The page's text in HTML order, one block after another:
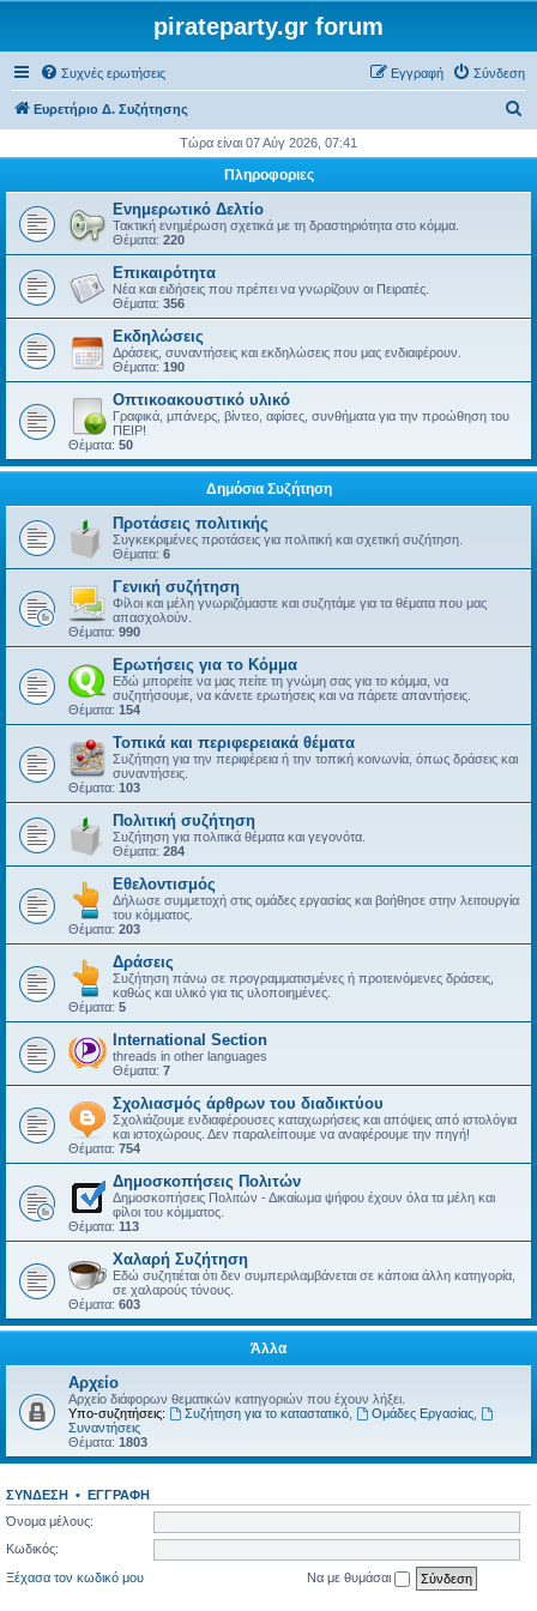
pirateparty.gr forum
Συχνές ερωτήσεις Σύνδεση
Εγγραφή
Ευρετήριο Δ. Συζήτησης
ζ
τ
Τώρα είναι 07 Αύγ 2026, 07:41
Πληροφοριες
Ενημερωτικό Δελτίο
Τακτική ενημέρωση σχετικά με τη δραστηριότητα στο κόμμα.
Θέματα: 220
Επικαιρότητα
Νέα και ειδήσεις που πρέπει να γνωρίζουν οι Πειρατές.
Θέματα: 356
Εκδηλώσεις
Δράσεις, συναντήσεις και εκδηλώσεις που μας ενδιαφέρουν.
Θέματα: 190
Οπτικοακουστικό υλικό
Γραφικά, μπάνερς, βίντεο, αφίσες, συνθήματα για την προώθηση του
ΠΕΙΡ!
Θέματα: 50
Δημόσια Συζήτηση
Προτάσεις πολιτικής
Συγκεκριμένες προτάσεις για πολιτική και σχετική συζήτηση.
Θέματα: 6
Γενική συζήτηση
Φίλοι και μέλη γνωριζόμαστε και συζητάμε για τα θέματα που μας
απασχολούν.
Θέματα: 990
Ερωτήσεις για το Κόμμα
Εδώ μπορείτε να μας πείτε τη γνώμη σας για το κόμμα, να
συζητήσουμε, να κάνετε ερωτήσεις και να πάρετε απαντήσεις.
Θέματα: 154
Τοπικά και περιφερειακά θέματα
Συζήτηση για την περιφέρεια ή την τοπική κοινωνία, όπως δράσεις και
συναντήσεις.
Θέματα: 103
Πολιτική συζήτηση
Συζήτηση για πολιτικά θέματα και γεγονότα.
Θέματα: 284
Εθελοντισμός
Δήλωσε συμμετοχή στις ομάδες εργασίας και βοήθησε στην λειτουργία
του κόμματος.
Θέματα: 203
Δράσεις
Συζήτηση πάνω σε προγραμματισμένες ή προτεινόμενες δράσεις,
καθώς και υλικό για τις υλοποιημένες.
Θέματα: 5
International Section
threads in other languages
Θέματα: 7
Σχολιασμός άρθρων του διαδικτύου
Σχολιάζουμε ενδιαφέρουσες καταχωρήσεις και απόψεις από ιστολόγια
και ιστοχώρους. Δεν παραλείπουμε να αναφέρουμε την πηγή!
Θέματα: 754
Δημοσκοπήσεις Πολιτών
Δημοσκοπήσεις Πολιτών - Δικαίωμα ψήφου έχουν όλα τα μέλη και
φίλοι του κόμματος.
Θέματα: 113
Χαλαρή Συζήτηση
Εδώ συζητιέται ότι δεν συμπεριλαμβάνεται σε κάποια άλλη κατηγορία,
σε χαλαρούς τόνους.
Θέματα: 603
Άλλα
Αρχείο
Αρχείο διάφορων θεματικών κατηγοριών που έχουν λήξει.
Υπο-συζητήσεις:
Συζήτηση για το καταστατικό, Ομάδες Εργασίας,
Συναντήσεις
Θέματα: 1803
ΣΎΝΔΕΣΗ • ΕΓΓΡΑΦΉ
Όνομα μέλους:
Κωδικός:
Ξέχασα τον κωδικό μου
Να με θυμάσαι